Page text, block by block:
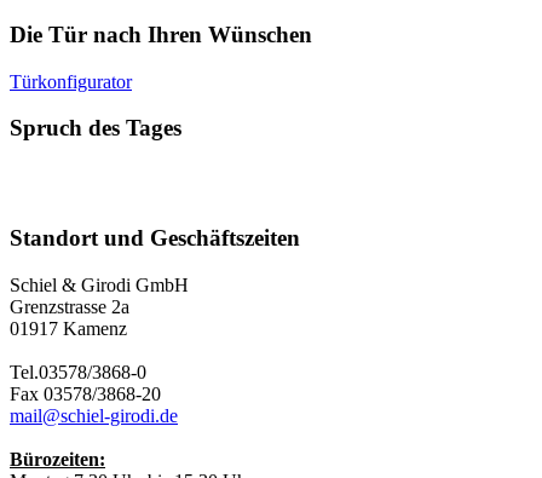
Die Tür nach Ihren Wünschen
Türkonfigurator
Spruch des Tages
Standort und Geschäftszeiten
Schiel & Girodi GmbH
Grenzstrasse 2a
01917 Kamenz
Tel.03578/3868-0
Fax 03578/3868-20
mail@schiel-girodi.de
Bürozeiten: